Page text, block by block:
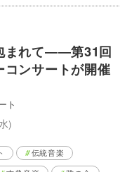
まれて――第31回
コンサートが開催
ト
)
伝統音楽